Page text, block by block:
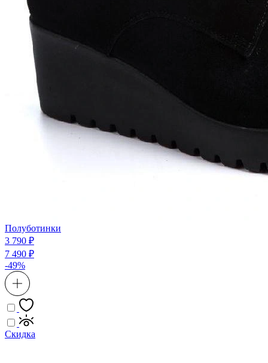
Полуботинки
3 790 ₽
7 490 ₽
-49%
Скидка